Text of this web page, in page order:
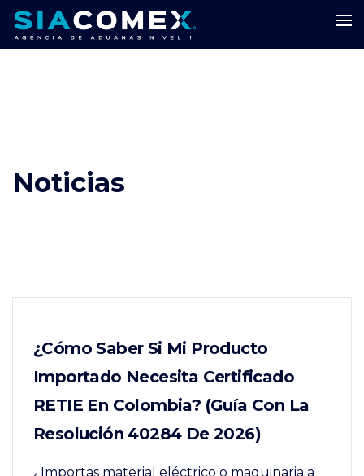
Noticias
¿Cómo Saber Si Mi Producto
Importado Necesita Certificado
RETIE En Colombia? (Guía Con La
Resolución 40284 De 2026)
¿Importas material eléctrico o maquinaria a